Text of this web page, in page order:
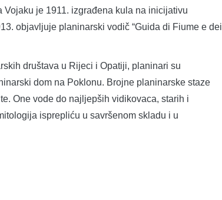
je 1911. izgrađena kula na inicijativu
objavljuje planinarski vodič “Guida di Fiume e dei
društava u Rijeci i Opatiji, planinari su
dom na Poklonu. Brojne planinarske staze
One vode do najljepših vidikovaca, starih i
isprepliću u savršenom skladu i u